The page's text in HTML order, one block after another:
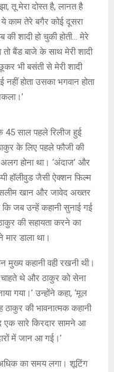
तू मेरा दोस्त है, लानत है
काम तेरे बगैर कोई दूसरा
शादी हो चुकी होती… मेरे
बैंड बाजे के साथ मेरी शादी
भी बसंती से मेरी शादी
होता उसका भगवान होता
45 साल पहले रिलीज हुई
के लिए पहले फौजी की
होना था। ‘अंदाज’ और
हॉलीवुड जैसी ऐक्शन फिल्म
सलीम खान और जावेद अख्तर
जब उन्हें कहानी सुनाई गई
की सहायता करने का
मार डाला था।
मुख्य कहानी वही रखनी थी।
थे और ठाकुर को सेना
गया।’ उन्होंने कहा, ‘मूल
की भावनात्मक कहानी
सारे किरदार सामने आ
में जान आ गई।’
का समय लगा। शूटिंग